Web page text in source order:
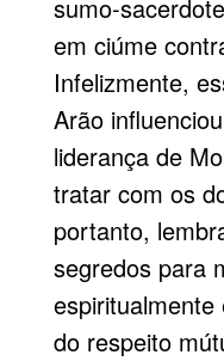
sumo-
em ciúme
Infelizmente,
Arão
liderança de
tratar com os
portanto,
segredos para
do respeito